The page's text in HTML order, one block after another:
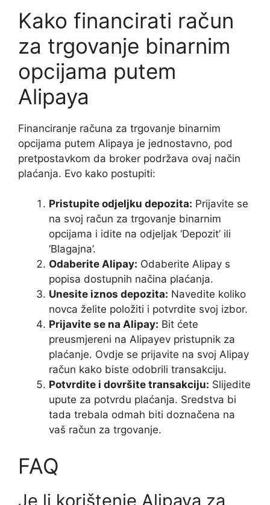
Kako financirati račun
za trgovanje binarnim
opcijama putem
Alipaya
Financiranje računa za trgovanje binarnim
opcijama putem Alipaya je jednostavno, pod
pretpostavkom da broker podržava ovaj način
plaćanja. Evo kako postupiti:
Pristupite odjeljku depozita: Prijavite se
na svoj račun za trgovanje binarnim
opcijama i idite na odjeljak ‘Depozit’ ili
‘Blagajna’.
Odaberite Alipay: Odaberite Alipay s
popisa dostupnih načina plaćanja.
Unesite iznos depozita: Navedite koliko
novca želite položiti i potvrdite svoj izbor.
Prijavite se na Alipay: Bit ćete
preusmjereni na Alipayev pristupnik za
plaćanje. Ovdje se prijavite na svoj Alipay
račun kako biste odobrili transakciju.
Potvrdite i dovršite transakciju: Slijedite
upute za potvrdu plaćanja. Sredstva bi
tada trebala odmah biti doznačena na
vaš račun za trgovanje.
FAQ
Je li korištenje Alipaya za